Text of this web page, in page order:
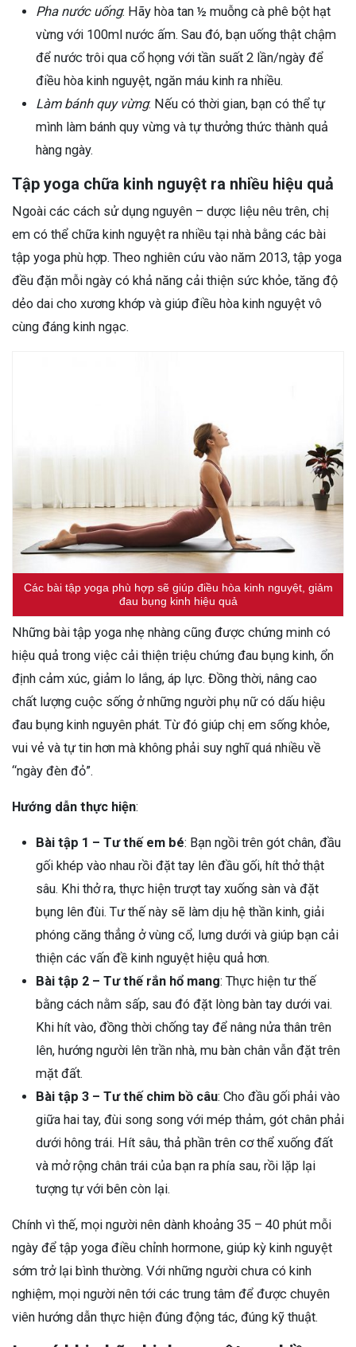
Pha nước uống: Hãy hòa tan ½ muỗng cà phê bột hạt
vừng với 100ml nước ấm. Sau đó, bạn uống thật chậm
để nước trôi qua cổ họng với tần suất 2 lần/ngày để
điều hòa kinh nguyệt, ngăn máu kinh ra nhiều.
Làm bánh quy vừng: Nếu có thời gian, bạn có thể tự
mình làm bánh quy vừng và tự thưởng thức thành quả
hàng ngày.
Tập yoga chữa kinh nguyệt ra nhiều hiệu quả
Ngoài các cách sử dụng nguyên – dược liệu nêu trên, chị
em có thể chữa kinh nguyệt ra nhiều tại nhà bằng các bài
tập yoga phù hợp. Theo nghiên cứu vào năm 2013, tập yoga
đều đặn mỗi ngày có khả năng cải thiện sức khỏe, tăng độ
dẻo dai cho xương khớp và giúp điều hòa kinh nguyệt vô
cùng đáng kinh ngạc.
Các bài tập yoga phù hợp sẽ giúp điều hòa kinh nguyệt, giảm
đau bụng kinh hiệu quả
Những bài tập yoga nhẹ nhàng cũng được chứng minh có
hiệu quả trong việc cải thiện triệu chứng đau bụng kinh, ổn
định cảm xúc, giảm lo lắng, áp lực. Đồng thời, nâng cao
chất lượng cuộc sống ở những người phụ nữ có dấu hiệu
đau bụng kinh nguyên phát. Từ đó giúp chị em sống khỏe,
vui vẻ và tự tin hơn mà không phải suy nghĩ quá nhiều về
“ngày đèn đỏ”.
Hướng dẫn thực hiện:
Bài tập 1 – Tư thế em bé: Bạn ngồi trên gót chân, đầu
gối khép vào nhau rồi đặt tay lên đầu gối, hít thở thật
sâu. Khi thở ra, thực hiện trượt tay xuống sàn và đặt
bụng lên đùi. Tư thế này sẽ làm dịu hệ thần kinh, giải
phóng căng thẳng ở vùng cổ, lưng dưới và giúp bạn cải
thiện các vấn đề kinh nguyệt hiệu quả hơn.
Bài tập 2 – Tư thế rắn hổ mang: Thực hiện tư thế
bằng cách nằm sấp, sau đó đặt lòng bàn tay dưới vai.
Khi hít vào, đồng thời chống tay để nâng nửa thân trên
lên, hướng người lên trần nhà, mu bàn chân vẫn đặt trên
mặt đất.
Bài tập 3 – Tư thế chim bồ câu: Cho đầu gối phải vào
giữa hai tay, đùi song song với mép thảm, gót chân phải
dưới hông trái. Hít sâu, thả phần trên cơ thể xuống đất
và mở rộng chân trái của bạn ra phía sau, rồi lặp lại
tượng tự với bên còn lại.
Chính vì thế, mọi người nên dành khoảng 35 – 40 phút mỗi
ngày để tập yoga điều chỉnh hormone, giúp kỳ kinh nguyệt
sớm trở lại bình thường. Với những người chưa có kinh
nghiệm, mọi người nên tới các trung tâm để được chuyên
viên hướng dẫn thực hiện đúng động tác, đúng kỹ thuật.